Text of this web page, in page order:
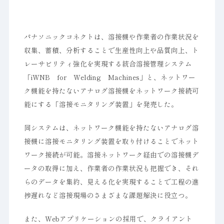
パナソニックコネクトは、溶接機や作業者の作業状況を
収集、蓄積、分析することで生産性向上や品質向上、ト
レーサビリティ強化を実現する統合溶接管理システム
「iWNB for Welding Machines」と、ネットワー
ク機能を持たないアナログ溶接機をネットワーク接続可
能にする「溶接モニタリング装置」を発売した。
同システムは、ネットワーク機能を持たないアナログ溶
接機に溶接モニタリング装置を取り付けることでネット
ワーク接続が可能。溶接ネットワーク経由での溶接機デ
ータの取得に加え、作業者の作業状況も把握でき、それ
らのデータを集約、見える化を実現することで工程の進
捗遅れなど溶接現場のさまざまな課題解決に役立つ。
また、Webアプリケーションの採用で、クライアント